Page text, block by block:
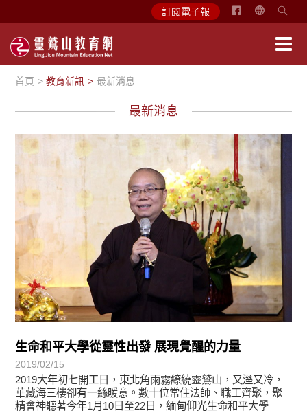
訂閱電子報
简
首頁 教育新訊 最新消息
最新消息
生命和平大學從靈性出發 展現覺醒的力量
2019/02/15
2019大年初七開工日，東北角雨霧繚繞靈鷲山，又溼又冷，
華藏海三樓卻有一絲暖意。數十位常住法師、職工齊聚，聚
精會神聽著今年1月10日至22日，緬甸仰光生命和平大學
最新消息